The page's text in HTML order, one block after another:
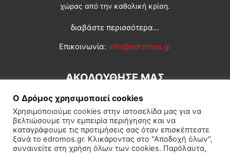
χώρας από την καθολική κρίση.
διαβάστε περισσότερα...
Επικοινωνία: info@edromos.gr
ΑΚΟΛΟΥΘΗΣΕ ΜΑΣ
Εγγραφή συνδρομητή Πολιτική Διεθνή Κοινωνία
Ο Δρόμος χρησιμοποιεί cookies
Χρησιμοποιούμε cookies στην ιστοσελίδα μας για να
βελτιώσουμε την εμπειρία περιήγησης και να
καταγράφουμε τις προτιμήσεις σας όταν επισκέπτεστε
ξανά το edromos.gr. Κλικάροντας στο "Αποδοχή όλων",
συναινείτε στη χρήση όλων των cookies. Παρόλαυτα,